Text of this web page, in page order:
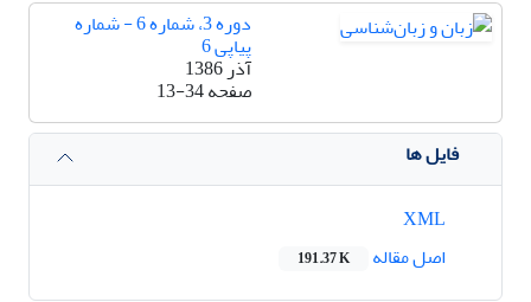
دوره 3، شماره 6 - شماره
پیاپی 6
آذر 1386
صفحه13-34
فایل ها
اصل مقاله
191.37 K